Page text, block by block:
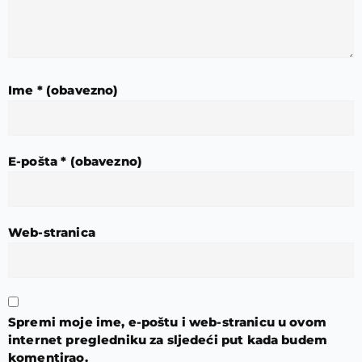
Ime * (obavezno)
E-pošta* (obavezno)
Web-stranica
Spremi moje ime, e-poštu i web-stranicu u ovom
internet pregledniku za sljedeći put kada budem
komentirao.